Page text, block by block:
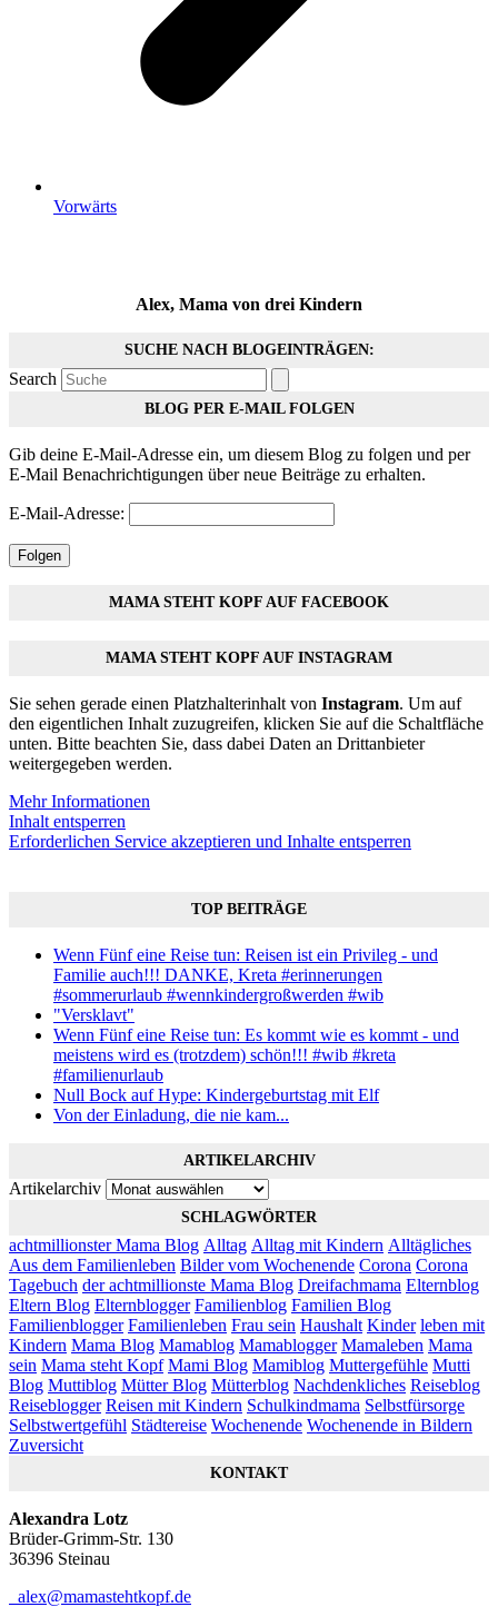
Vorwärts
Alex, Mama von drei Kindern
SUCHE NACH BLOGEINTRÄGEN:
Search
BLOG PER E-MAIL FOLGEN
Gib deine E-Mail-Adresse ein, um diesem Blog zu folgen und per
E-Mail Benachrichtigungen über neue Beiträge zu erhalten.
E-Mail-Adresse:
Folgen
MAMA STEHT KOPF AUF FACEBOOK
MAMA STEHT KOPF AUF INSTAGRAM
Sie sehen gerade einen Platzhalterinhalt von Instagram. Um auf
den eigentlichen Inhalt zuzugreifen, klicken Sie auf die Schaltfläche
unten. Bitte beachten Sie, dass dabei Daten an Drittanbieter
weitergegeben werden.
Mehr Informationen
Inhalt entsperren
Erforderlichen Service akzeptieren und Inhalte entsperren
TOP BEITRÄGE
Wenn Fünf eine Reise tun: Reisen ist ein Privileg - und
Familie auch!!! DANKE, Kreta #erinnerungen
#sommerurlaub #wennkindergroßwerden #wib
"Versklavt"
Wenn Fünf eine Reise tun: Es kommt wie es kommt - und
meistens wird es (trotzdem) schön!!! #wib #kreta
#familienurlaub
Null Bock auf Hype: Kindergeburtstag mit Elf
Von der Einladung, die nie kam...
ARTIKELARCHIV
Artikelarchiv
SCHLAGWÖRTER
achtmillionster Mama Blog Alltag Alltag mit Kindern Alltägliches
Aus dem Familienleben Bilder vom Wochenende Corona Corona
Tagebuch der achtmillionste Mama Blog Dreifachmama Elternblog
Eltern Blog Elternblogger Familienblog Familien Blog
Familienblogger Familienleben Frau sein Haushalt Kinder leben mit
Kindern Mama Blog Mamablog Mamablogger Mamaleben Mama
sein Mama steht Kopf Mami Blog Mamiblog Muttergefühle Mutti
Blog Muttiblog Mütter Blog Mütterblog Nachdenkliches Reiseblog
Reiseblogger Reisen mit Kindern Schulkindmama Selbstfürsorge
Selbstwertgefühl Städtereise Wochenende Wochenende in Bildern
Zuversicht
KONTAKT
Alexandra Lotz
Brüder-Grimm-Str. 130
36396 Steinau
alex@mamastehtkopf.de